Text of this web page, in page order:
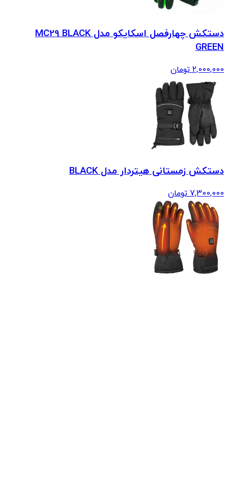
دستکش چهارفصل اسکایکو مدل MC29 BLACK
GREEN
2,000,000 تومان
دستکش زمستانی هیتردار مدل BLACK
7,300,000 تومان